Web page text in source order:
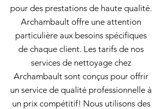
pour des prestations de haute qualité.
Archambault offre une attention
particulière aux besoins spécifiques
de chaque client. Les tarifs de nos
services de nettoyage chez
Archambault sont conçus pour offrir
un service de qualité professionnelle à
un prix compétitif! Nous utilisons des